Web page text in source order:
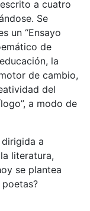
a cuatro
Se
un “Ensayo
de
la
de cambio,
del
a modo de
a
literatura,
se plantea